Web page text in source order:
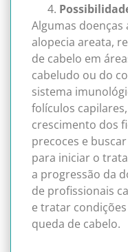
Algumas
alopecia areata,
de cabelo em
cabeludo ou do
sistema
folículos
crescimento dos
precoces e
para iniciar o
a progressão da
de profissionais
e tratar
queda de cabelo.